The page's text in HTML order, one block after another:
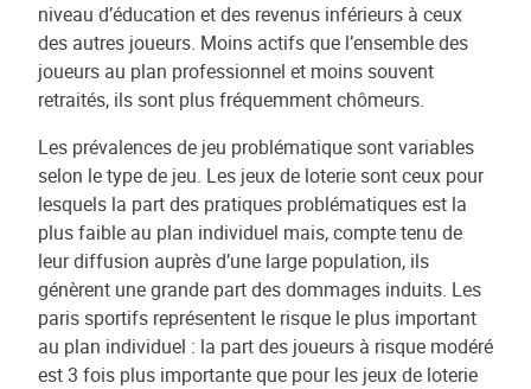
niveau d’éducation et des revenus inférieurs à ceux
des autres joueurs. Moins actifs que l’ensemble des
joueurs au plan professionnel et moins souvent
retraités, ils sont plus fréquemment chômeurs.
Les prévalences de jeu problématique sont variables
selon le type de jeu. Les jeux de loterie sont ceux pour
lesquels la part des pratiques problématiques est la
plus faible au plan individuel mais, compte tenu de
leur diffusion auprès d’une large population, ils
génèrent une grande part des dommages induits. Les
paris sportifs représentent le risque le plus important
au plan individuel : la part des joueurs à risque modéré
est 3 fois plus importante que pour les jeux de loterie